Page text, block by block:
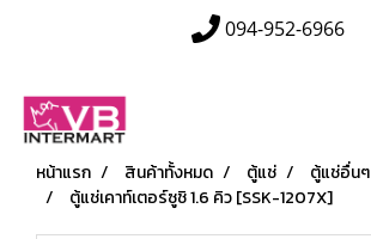
094-952-6966
หน้าแรก สินค้าทั้งหมด ตู้แช่ ตู้แช่อื่นๆ
ตู้แช่เคาท์เตอร์ซูชิ 1.6 คิว [SSK-1207X]